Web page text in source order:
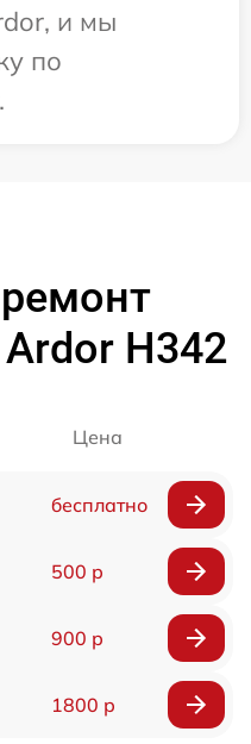
и мы
по
H342
Цена
бесплатно
500 р
900 р
1800 р